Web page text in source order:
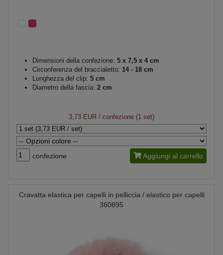
Dimensioni della confezione: 5 x 7,5 x 4 cm
Circonferenza del braccialetto: 14 - 18 cm
Lunghezza del clip: 5 cm
Diametro della fascia: 2 cm
3,73 EUR / confezione (1 set)
confezione Aggiungi al carrello
Cravatta elastica per capelli in pelliccia / elastico per capelli
360895